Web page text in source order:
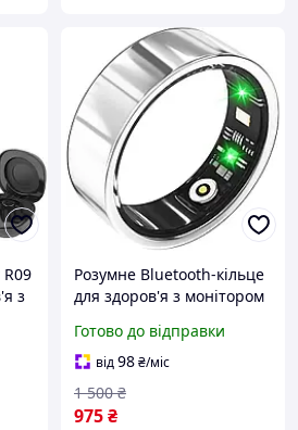
з
Розумне Bluetooth-кільце
для здоров'я з монітором
кров'яного тиску, кисню,
сну, 12 р IP68 УЦІНКА
(читати опис )
Готово до відправки
від98₴/міс
975₴
1 500 ₴